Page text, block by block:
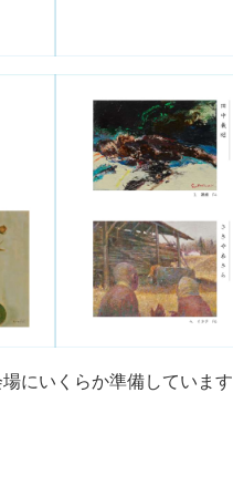
にいくらか準備していま